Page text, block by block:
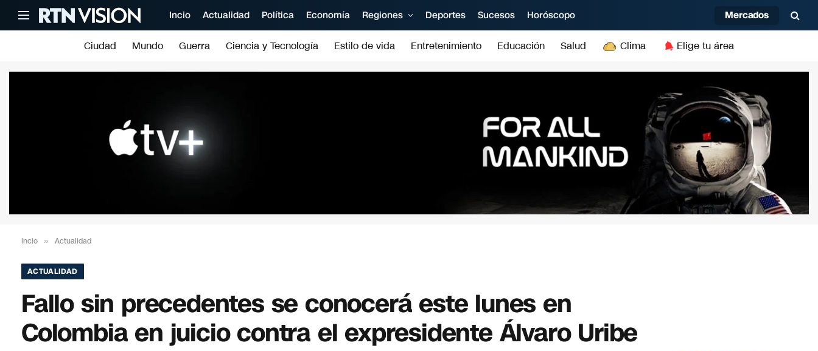
Incio Actualidad Política Economía Regiones Deportes Sucesos Horóscopo Mercados
Ciudad Mundo Guerra Ciencia y Tecnología Estilo de vida Entretenimiento Educación Salud Clima Elige tu área
Incio » Actualidad
ACTUALIDAD
Fallo sin precedentes se conocerá este lunes en
Colombia en juicio contra el expresidente Álvaro Uribe